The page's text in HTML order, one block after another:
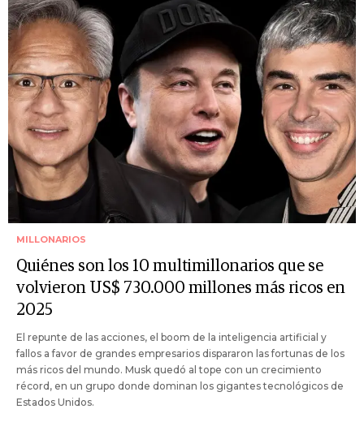
MILLONARIOS
Quiénes son los 10 multimillonarios que se
volvieron US$ 730.000 millones más ricos en
2025
El repunte de las acciones, el boom de la inteligencia artificial y
fallos a favor de grandes empresarios dispararon las fortunas de los
más ricos del mundo. Musk quedó al tope con un crecimiento
récord, en un grupo donde dominan los gigantes tecnológicos de
Estados Unidos.